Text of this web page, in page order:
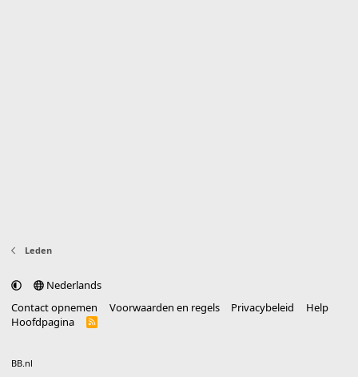
Leden
Nederlands
Contact opnemen
Voorwaarden en regels Privacybeleid
Help
Hoofdpagina
R
BB.nl